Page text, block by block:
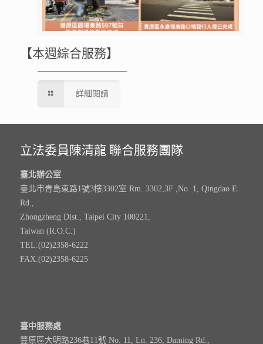
【本週綜合服務】
詳細閱讀
立法委員陳清龍 聯合服務團隊
臺北辦公室
臺北市青島東路1號3樓3302室 Rm. 3302,3F ,No. 1, Qingdao E.
Rd.,
Zhongzheng Dist., Taipei City 100221,
Taiwan (R.O.C.)
TEL:(02)2358-6222
FAX:(02)2358-6225
臺中服務處
豐原區大明路236巷11號 No. 11, Ln. 236, Daming Rd.,